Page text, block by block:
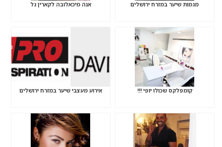
מגמות שיער במזרח ירושלים אנה מיכאלובה לקארין גל
קומפלקס שכולו יופי !!! אירוע מעצבי שיער במזרח ירושלים